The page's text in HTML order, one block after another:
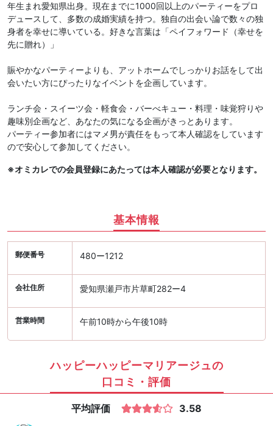
年生まれ愛知県出身。現在までに1000回以上のパーティーをプロ
デュースして、多数の成婚実績を持つ。独自の出会い論で数々の独
身者を幸せに導いている。好きな言葉は「ペイフォワード（幸せを
先に贈れ）」
賑やかなパーティーよりも、アットホームでしっかりお話をして出
会いたい方にぴったりなイベントを企画しています。
ランチ会・スイーツ会・軽食会・バーべキュー・料理・味覚狩りや
趣味別企画など、あなたの気になる企画がきっとあります。
パーティー参加者にはマメ男が責任をもって本人確認をしています
ので安心して参加してください。
※オミカレでの会員登録にあたっては本人確認が必要となります。
基本情報
郵便番号 480ー1212
会社住所 愛知県瀬戸市片草町282ー4
営業時間 午前10時から午後10時
ハッピーハッピーマリアージュの
口コミ・評価
平均評価 3.58